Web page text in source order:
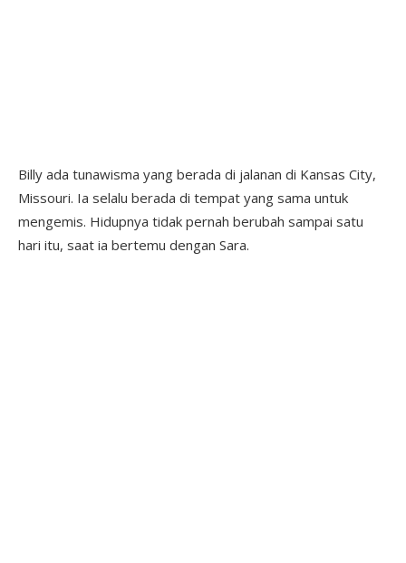
Billy ada tunawisma yang berada di jalanan di Kansas City,
Missouri. Ia selalu berada di tempat yang sama untuk
mengemis. Hidupnya tidak pernah berubah sampai satu
hari itu, saat ia bertemu dengan Sara.